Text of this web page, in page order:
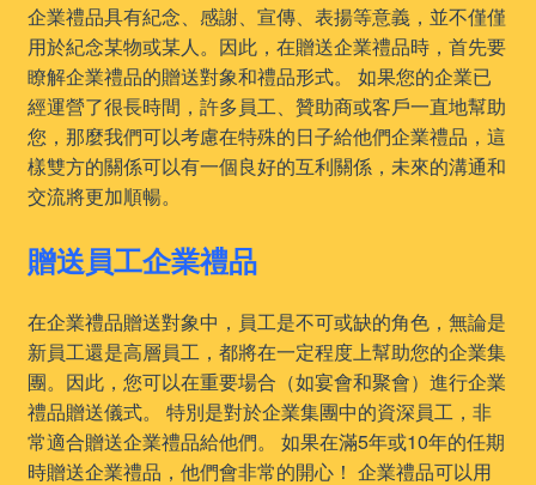
企業禮品具有紀念、感謝、宣傳、表揚等意義，並不僅僅
用於紀念某物或某人。因此，在贈送企業禮品時，首先要
瞭解企業禮品的贈送對象和禮品形式。 如果您的企業已
經運營了很長時間，許多員工、贊助商或客戶一直地幫助
您，那麼我們可以考慮在特殊的日子給他們企業禮品，這
樣雙方的關係可以有一個良好的互利關係，未來的溝通和
交流將更加順暢。
贈送員工企業禮品
在企業禮品贈送對象中，員工是不可或缺的角色，無論是
新員工還是高層員工，都將在一定程度上幫助您的企業集
團。因此，您可以在重要場合（如宴會和聚會）進行企業
禮品贈送儀式。 特別是對於企業集團中的資深員工，非
常適合贈送企業禮品給他們。 如果在滿5年或10年的任期
時贈送企業禮品，他們會非常的開心！ 企業禮品可以用